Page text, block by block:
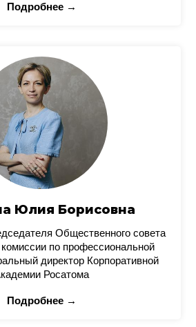
Подробнее →
Юлия Борисовна
Общественного совета
по профессиональной
директор Корпоративной
Росатома
Подробнее →